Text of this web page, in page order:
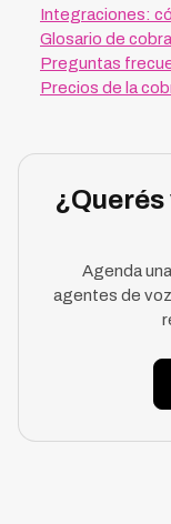
Integraciones:
Glosario de
Preguntas
Precios de la
Agenda
agentes de